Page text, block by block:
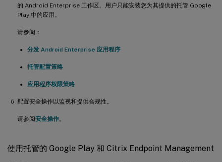
的 Android Enterprise 工作区。用户只能安装您为其提供的托管 Google
Play 中的应用。
请参阅：
分发 Android Enterprise 应用程序
托管配置策略
应用程序权限策略
配置安全操作以监视和提供合规性。
请参阅安全操作。
使用托管的 Google Play 和 Citrix Endpoint Management